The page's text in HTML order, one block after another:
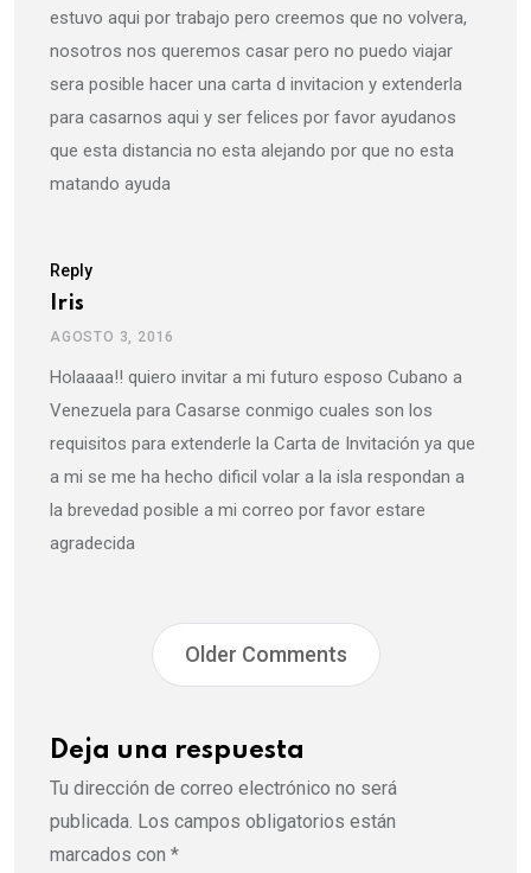
estuvo aqui por trabajo pero creemos que no volvera,
nosotros nos queremos casar pero no puedo viajar
sera posible hacer una carta d invitacion y extenderla
para casarnos aqui y ser felices por favor ayudanos
que esta distancia no esta alejando por que no esta
matando ayuda
Reply
Iris
AGOSTO 3, 2016
Holaaaa!! quiero invitar a mi futuro esposo Cubano a
Venezuela para Casarse conmigo cuales son los
requisitos para extenderle la Carta de Invitación ya que
a mi se me ha hecho dificil volar a la isla respondan a
la brevedad posible a mi correo por favor estare
agradecida
Older Comments
Deja una respuesta
Tu dirección de correo electrónico no será
publicada. Los campos obligatorios están
marcados con *